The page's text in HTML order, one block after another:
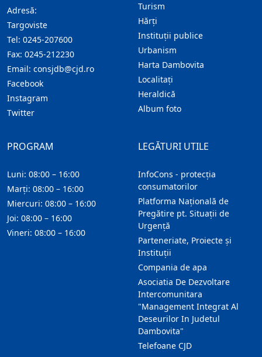
Adresă:
Targoviste
Tel: 0245-207600
Fax: 0245-212230
Email: consjdb@cjd.ro
Facebook
Instagram
Twitter
Turism
Hărţi
Instituţii publice
Urbanism
Harta Dambovita
Localitaţi
Heraldică
Album foto
LEGĂTURI UTILE
InfoCons - protecția
consumatorilor
Platforma Națională de
Pregătire pt. Situații de
Urgență
Parteneriate, Proiecte și
Instituții
Compania de apa
Asociatia De Dezvoltare
Intercomunitara
"Management Integrat Al
Deseurilor In Judetul
Dambovita"
Telefoane CJD
PROGRAM
Luni: 08:00 – 16:00
Marți: 08:00 – 16:00
Miercuri: 08:00 – 16:00
Joi: 08:00 – 16:00
Vineri: 08:00 – 16:00